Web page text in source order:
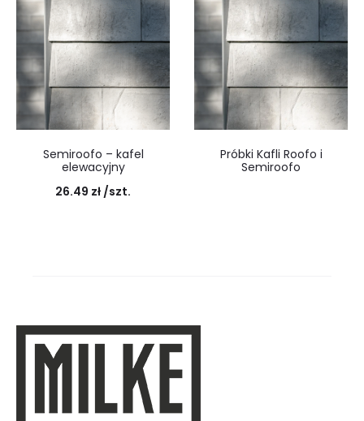
Semiroofo – kafel
elewacyjny
26.49 zł /szt.
Próbki Kafli Roofo i
Semiroofo